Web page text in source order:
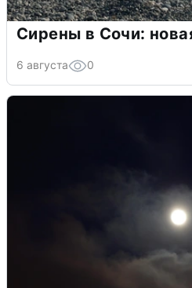
Сирены в Сочи:
6 августа 0